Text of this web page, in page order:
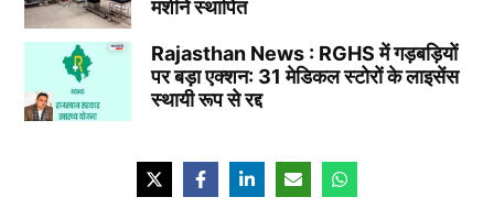
मशीनें स्थापित
Rajasthan News : RGHS में गड़बड़ियों
पर बड़ा एक्शन: 31 मेडिकल स्टोरों के लाइसेंस
स्थायी रूप से रद्द
झुंझुनूं में 29 जुलाई को ढूकिया हॉस्पिटल में
निःशुल्क BMD जांच शिविर, हड्डियों की होगी